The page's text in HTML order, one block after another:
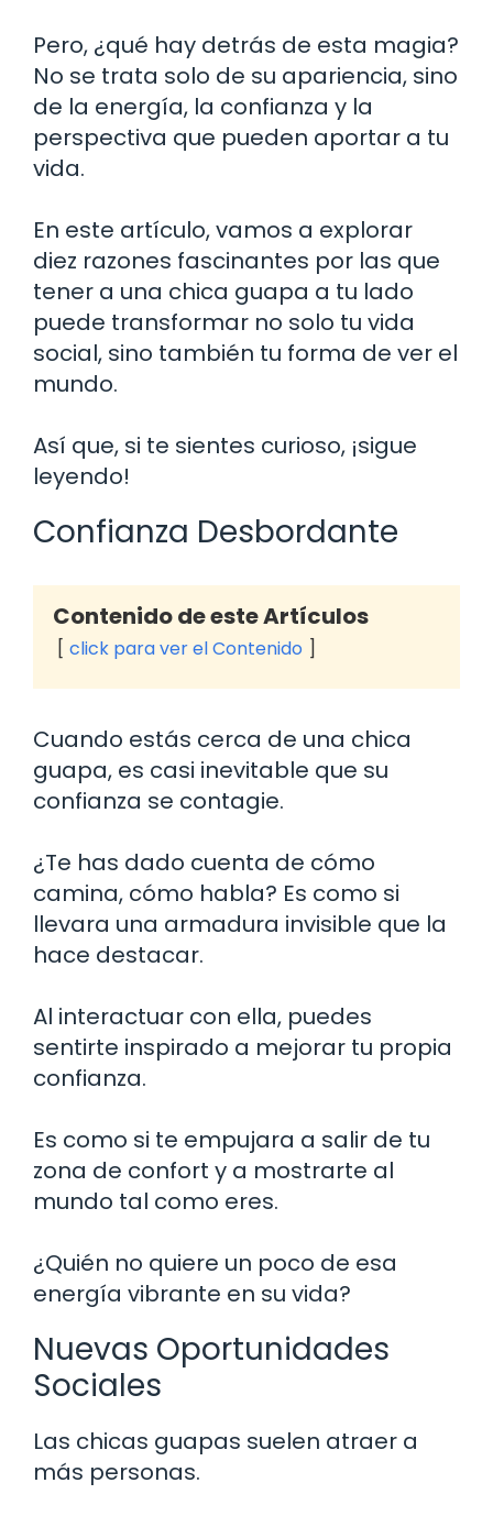
Pero, ¿qué hay detrás de esta magia?
No se trata solo de su apariencia, sino
de la energía, la confianza y la
perspectiva que pueden aportar a tu
vida.
En este artículo, vamos a explorar
diez razones fascinantes por las que
tener a una chica guapa a tu lado
puede transformar no solo tu vida
social, sino también tu forma de ver el
mundo.
Así que, si te sientes curioso, ¡sigue
leyendo!
Confianza Desbordante
Contenido de este Artículos
click para ver el Contenido
Cuando estás cerca de una chica
guapa, es casi inevitable que su
confianza se contagie.
¿Te has dado cuenta de cómo
camina, cómo habla? Es como si
llevara una armadura invisible que la
hace destacar.
Al interactuar con ella, puedes
sentirte inspirado a mejorar tu propia
confianza.
Es como si te empujara a salir de tu
zona de confort y a mostrarte al
mundo tal como eres.
¿Quién no quiere un poco de esa
energía vibrante en su vida?
Nuevas Oportunidades
Sociales
Las chicas guapas suelen atraer a
más personas.